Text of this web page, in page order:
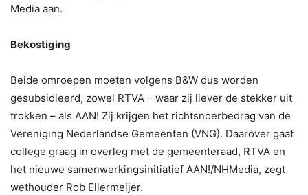
Media aan.
Bekostiging
Beide omroepen moeten volgens B&W dus worden
gesubsidieerd, zowel RTVA – waar zij liever de stekker uit
trokken – als AAN! Zij krijgen het richtsnoerbedrag van de
Vereniging Nederlandse Gemeenten (VNG). Daarover gaat
college graag in overleg met de gemeenteraad, RTVA en
het nieuwe samenwerkingsinitiatief AAN!/NHMedia, zegt
wethouder Rob Ellermeijer.